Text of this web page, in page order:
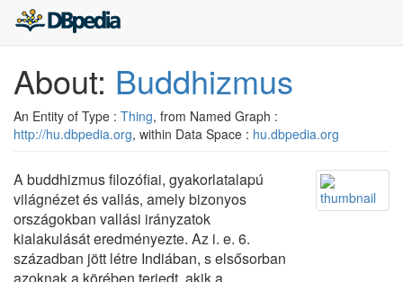
About: Buddhizmus
An Entity of Type : Thing, from Named Graph :
http://hu.dbpedia.org, within Data Space : hu.dbpedia.org
A buddhizmus filozófiai, gyakorlatalapú
világnézet és vallás, amely bizonyos
országokban vallási irányzatok
kialakulását eredményezte. Az i. e. 6.
században jött létre Indiában, s elsősorban